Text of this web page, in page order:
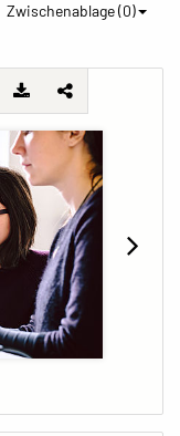
Zwischenablage (0)